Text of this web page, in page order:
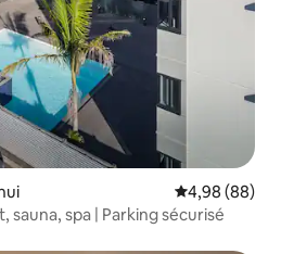
Note
4,98 (88)
sauna, spa | Parking sécurisé